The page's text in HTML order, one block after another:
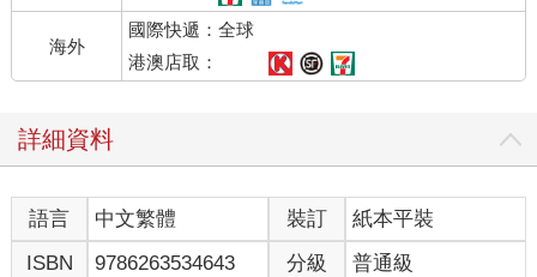
海外
國際快遞：全球
港澳店取：
詳細資料
語言 中文繁體 裝訂
紙本平裝
ISBN
9786263534643 分級 普通級